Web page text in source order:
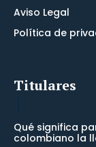
Aviso Legal
Política de
Titulares
Qué significa
colombiano la